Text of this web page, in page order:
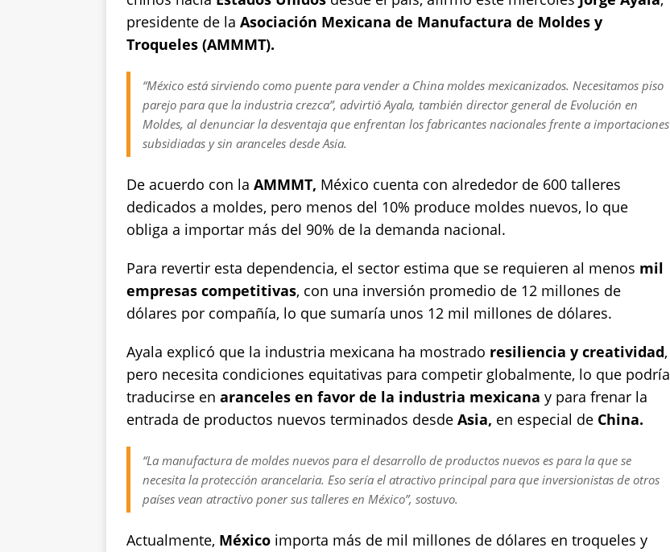
p o
k
k
presidente de la Asociación Mexicana de Manufactura de Moldes y
Troqueles (AMMMT).
“México está sirviendo como puente para vender a China moldes mexicanizados. Necesitamos piso
parejo para que la industria crezca”, advirtió Ayala, también director general de Evolución en
Moldes, al denunciar la desventaja que enfrentan los fabricantes nacionales frente a importaciones
subsidiadas y sin aranceles desde Asia.
De acuerdo con la AMMMT, México cuenta con alrededor de 600 talleres
dedicados a moldes, pero menos del 10% produce moldes nuevos, lo que
obliga a importar más del 90% de la demanda nacional.
Para revertir esta dependencia, el sector estima que se requieren al menos mil
empresas competitivas, con una inversión promedio de 12 millones de
dólares por compañía, lo que sumaría unos 12 mil millones de dólares.
Ayala explicó que la industria mexicana ha mostrado resiliencia y creatividad,
pero necesita condiciones equitativas para competir globalmente, lo que podría
traducirse en aranceles en favor de la industria mexicana y para frenar la
entrada de productos nuevos terminados desde Asia, en especial de China.
“La manufactura de moldes nuevos para el desarrollo de productos nuevos es para la que se
necesita la protección arancelaria. Eso sería el atractivo principal para que inversionistas de otros
países vean atractivo poner sus talleres en México”, sostuvo.
Actualmente, México importa más de mil millones de dólares en troqueles y